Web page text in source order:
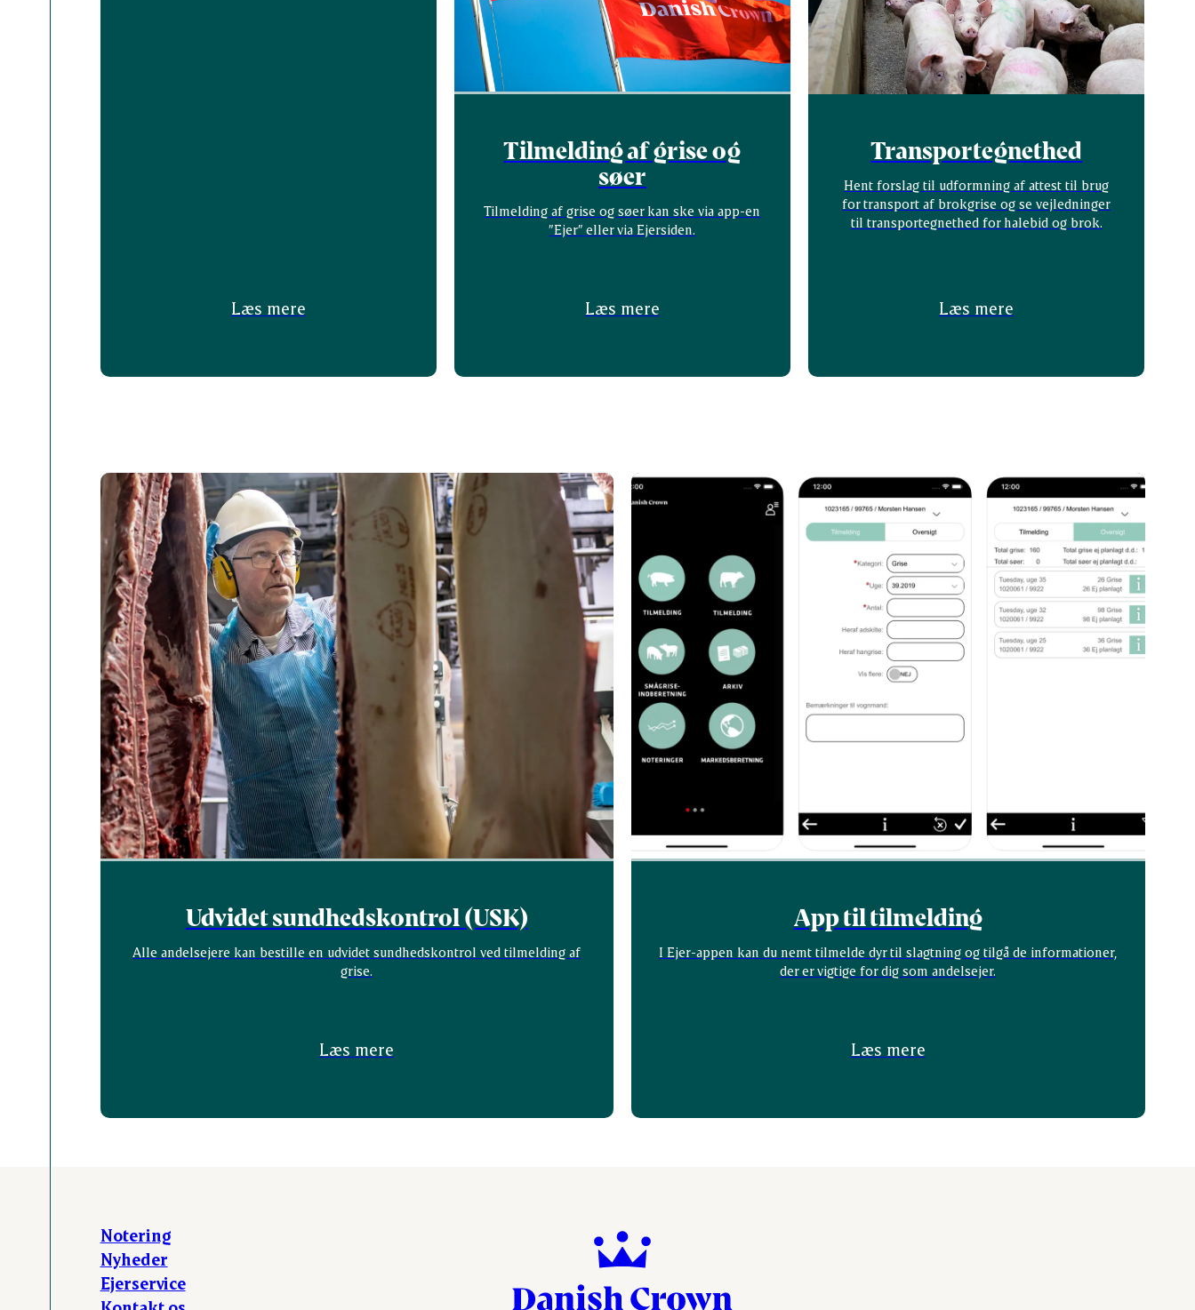
Læs mere
Tilmelding af grise og
søer
Tilmelding af grise og søer kan ske via app-en
”Ejer” eller via Ejersiden.
Læs mere
Transportegnethed
Hent forslag til udformning af attest til brug
for transport af brokgrise og se vejledninger
til transportegnethed for halebid og brok.
Læs mere
Udvidet sundhedskontrol (USK)
Alle andelsejere kan bestille en udvidet sundhedskontrol ved tilmelding af
grise.
Læs mere
App til tilmelding
I Ejer-appen kan du nemt tilmelde dyr til slagtning og tilgå de informationer,
der er vigtige for dig som andelsejer.
Læs mere
Notering
Nyheder
Ejerservice